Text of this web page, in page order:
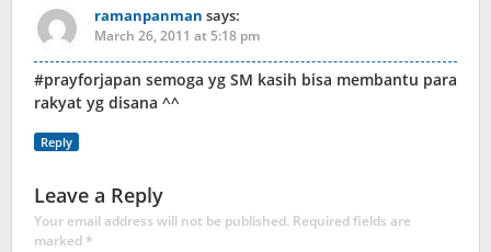
ramanpanman says:
March 26, 2011 at 5:18 pm
#prayforjapan semoga yg SM kasih bisa membantu para
rakyat yg disana ^^
Reply
Leave a Reply
Your email address will not be published. Required fields are
marked*